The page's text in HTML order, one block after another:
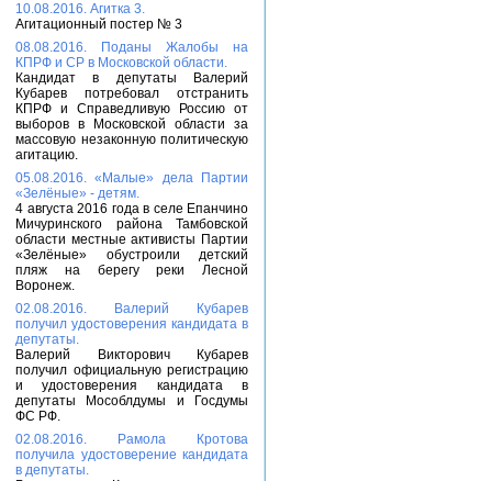
10.08.2016. Агитка 3.
Агитационный постер № 3
08.08.2016. Поданы Жалобы на
КПРФ и СР в Московской области.
Кандидат в депутаты Валерий
Кубарев потребовал отстранить
КПРФ и Справедливую Россию от
выборов в Московской области за
массовую незаконную политическую
агитацию.
05.08.2016. «Малые» дела Партии
«Зелёные» - детям.
4 августа 2016 года в селе Епанчино
Мичуринского района Тамбовской
области местные активисты Партии
«Зелёные» обустроили детский
пляж на берегу реки Лесной
Воронеж.
02.08.2016. Валерий Кубарев
получил удостоверения кандидата в
депутаты.
Валерий Викторович Кубарев
получил официальную регистрацию
и удостоверения кандидата в
депутаты Мособлдумы и Госдумы
ФС РФ.
02.08.2016. Рамола Кротова
получила удостоверение кандидата
в депутаты.